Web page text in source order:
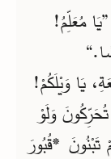
مُعَلِّمُ!
يَا وَيْلَكُمْ!
وَلَوْ
فَإِنَّكُمْ تَبْنُونَ *قُبُورَ